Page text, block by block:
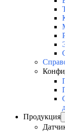
Продукция